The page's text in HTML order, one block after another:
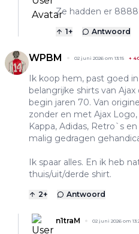
Ze hadden er
1+ Antwoord
WPBM 02 juni 2026 om 13:15 +
Ik koop hem, past goed
belangrijke shirts van
begin jaren 70. Van
zonder en met Ajax
Kappa, Adidas, Retro`s
malig gedragen
Ik spaar alles. En ik heb
thuis/uit/derde shirt.
2+ Antwoord
n1traM 02 juni 2026 om